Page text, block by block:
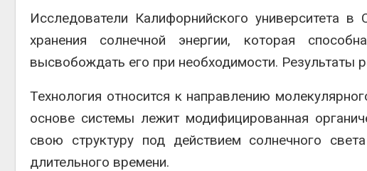
Исследователи Калифорнийского университета
хранения солнечной энергии, которая
высвобождать его при необходимости. Результаты
Технология относится к направлению
основе системы лежит модифицированная
свою структуру под действием солнечного
длительного времени.
В